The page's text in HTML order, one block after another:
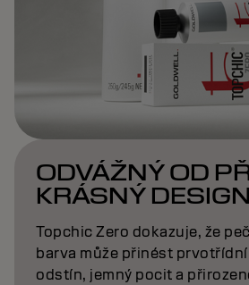
ODVÁŽNÝ OD
KRÁSNÝ
Topchic Zero dokazuje, že
barva může přinést
odstín, jemný pocit a